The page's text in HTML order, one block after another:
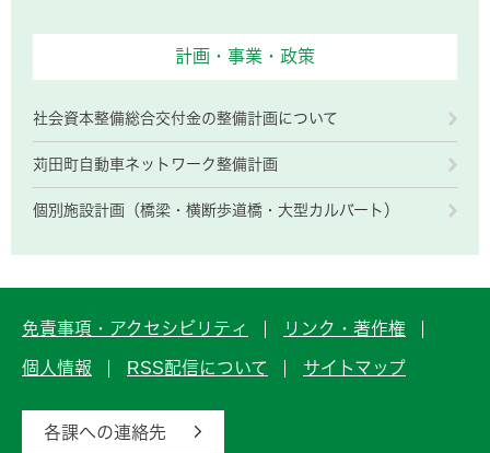
計画・事業・政策
社会資本整備総合交付金の整備計画について
苅田町自動車ネットワーク整備計画
個別施設計画（橋梁・横断歩道橋・大型カルバート）
免責事項・アクセシビリティ リンク・著作権
個人情報 RSS配信について サイトマップ
各課への連絡先